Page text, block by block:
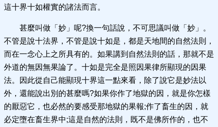
這十界十如權實的諸法而言。
甚麼叫做「妙」呢?換一句話說，不可思議叫做「妙」。
不管是說十法界，不管是說十如是，都是天地間的自然法則，
而在一念心上之所具有的。如果講到自然法則的話，那就不是
外道的無因無果論了。十如是完全是照因果律所顯現的因果
法。因此從自己能顯現十界這一點來看，除了說它是妙法以
外，還能說出別的甚麼嗎?如果你作了地獄的因，就是你怎樣
的厭惡它，也必然的要感受那地獄的果報;作了畜生的因，就
必定墮在畜生界中;這是自然的法則，既不是佛所作的，也不